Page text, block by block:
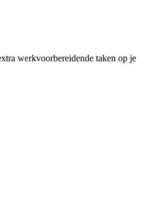
werkvoorbereidende taken op je